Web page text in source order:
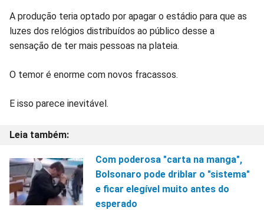
A produção teria optado por apagar o estádio para que as
luzes dos relógios distribuídos ao público desse a
sensação de ter mais pessoas na plateia.
O temor é enorme com novos fracassos.
E isso parece inevitável.
Com poderosa "carta na manga",
Bolsonaro pode driblar o "sistema"
e ficar elegível muito antes do
esperado